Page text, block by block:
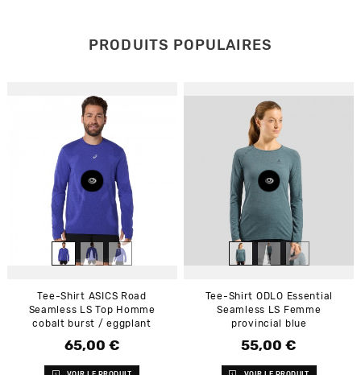
PRODUITS POPULAIRES
Tee-Shirt ASICS Road
Seamless LS Top Homme
cobalt burst / eggplant
Prix
65,00 €
Tee-Shirt ODLO Essential
Seamless LS Femme
provincial blue
Prix
55,00 €